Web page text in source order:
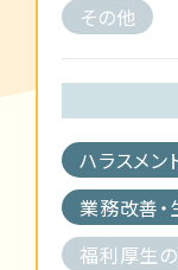
その他
ハラスメン
業務改善
福利厚生